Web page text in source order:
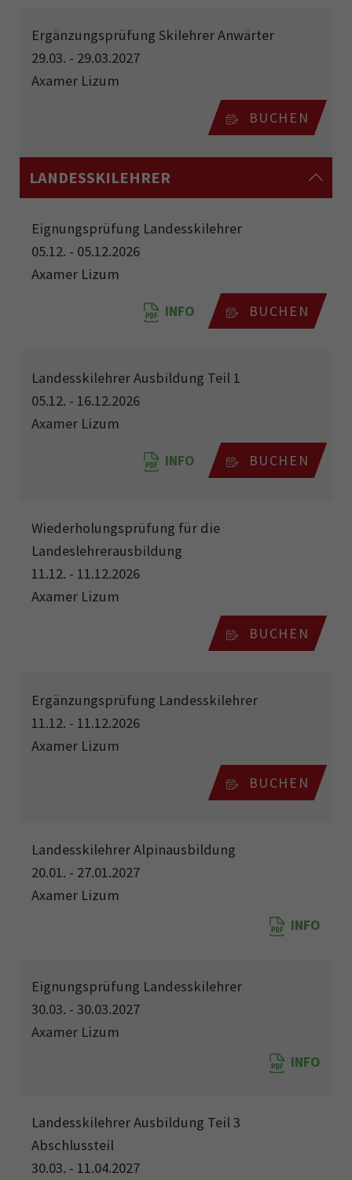
Ergänzungsprüfung Skilehrer Anwärter
29.03. - 29.03.2027
Axamer Lizum
BUCHEN
LANDESSKILEHRER
Eignungsprüfung Landesskilehrer
05.12. - 05.12.2026
Axamer Lizum
INFO BUCHEN
Landesskilehrer Ausbildung Teil 1
05.12. - 16.12.2026
Axamer Lizum
INFO BUCHEN
Wiederholungsprüfung für die
Landeslehrerausbildung
11.12. - 11.12.2026
Axamer Lizum
BUCHEN
Ergänzungsprüfung Landesskilehrer
11.12. - 11.12.2026
Axamer Lizum
BUCHEN
Landesskilehrer Alpinausbildung
20.01. - 27.01.2027
Axamer Lizum
INFO
Eignungsprüfung Landesskilehrer
30.03. - 30.03.2027
Axamer Lizum
INFO
Landesskilehrer Ausbildung Teil 3
Abschlussteil
30.03. - 11.04.2027